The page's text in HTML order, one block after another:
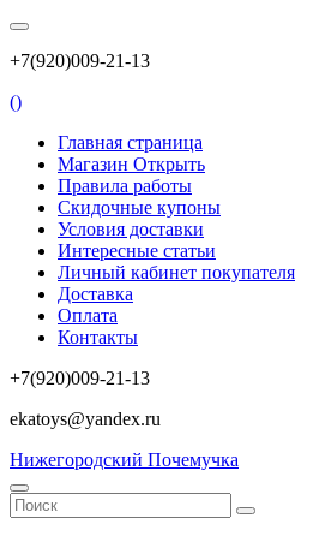
+7(920)009-21-13
()
Главная страница
Магазин Открыть
Правила работы
Скидочные купоны
Условия доставки
Интересные статьи
Личный кабинет покупателя
Доставка
Оплата
Контакты
+7(920)009-21-13
ekatoys@yandex.ru
Нижегородский Почемучка